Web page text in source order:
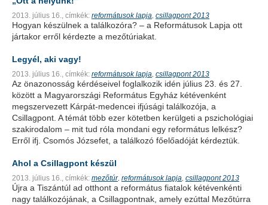
2013. július 16., címkék: reformátusok lapja csillagpont 2013
Hogyan készülnek a találkozóra? – a Reformátusok Lapja ott
jártakor erről kérdezte a mezőtúriakat.
Legyél, aki vagy!
2013. július 16., címkék: reformátusok lapja csillagpont 2013
Az önazonosság kérdéseivel foglalkozik idén július 23. és 27.
között a Magyarországi Református Egyház kétévenként
megszervezett Kárpát-medencei ifjúsági találkozója, a
Csillagpont. A témát több ezer kötetben kerülgeti a pszichológiai
szakirodalom – mit tud róla mondani egy református lelkész?
Erről ifj. Csomós Józsefet, a találkozó főelőadóját kérdeztük.
Ahol a Csillagpont készül
2013. július 16., címkék: mezőtúr, reformátusok lapja csillagpont 2013
Újra a Tiszántúl ad otthont a református fiatalok kétévenkénti
nagy találkozójának, a Csillagpontnak, amely ezúttal Mezőtúrra